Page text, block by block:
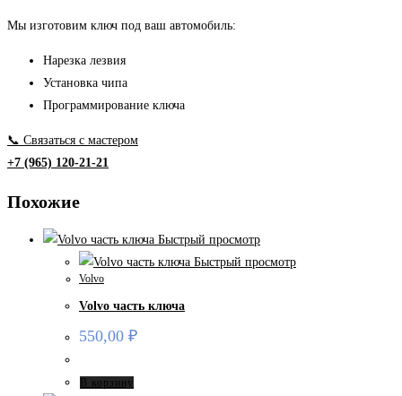
Мы изготовим ключ под ваш автомобиль:
Нарезка лезвия
Установка чипа
Программирование ключа
📞 Связаться с мастером
+7 (965) 120-21-21
Похожие
Быстрый просмотр
Быстрый просмотр
Volvo
Volvo часть ключа
550,00 ₽
В корзину